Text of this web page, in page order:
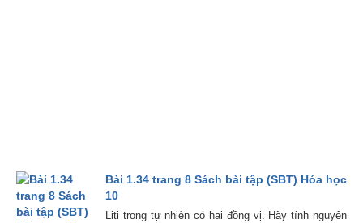
Bài 1.34 trang 8 Sách bài tập (SBT) Hóa học
10
Liti trong tự nhiên có hai đồng vị. Hãy tính nguyên